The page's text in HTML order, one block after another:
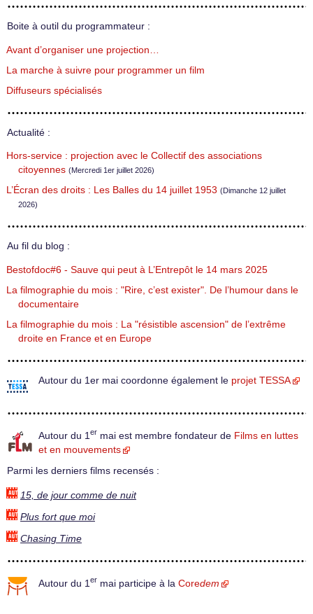
Boite à outil du programmateur :
Avant d’organiser une projection…
La marche à suivre pour programmer un film
Diffuseurs spécialisés
Actualité :
Hors-service : projection avec le Collectif des associations
citoyennes (Mercredi 1er juillet 2026)
L’Écran des droits : Les Balles du 14 juillet 1953 (Dimanche 12 juillet
2026)
Au fil du blog :
Bestofdoc#6 - Sauve qui peut à L’Entrepôt le 14 mars 2025
La filmographie du mois : "Rire, c’est exister". De l’humour dans le
documentaire
La filmographie du mois : La "résistible ascension" de l’extrême
droite en France et en Europe
Autour du 1er mai coordonne également le projet TESSA
Autour du 1 er mai est membre fondateur de Films en luttes
et en mouvements
Parmi les derniers films recensés :
15, de jour comme de nuit
Plus fort que moi
Chasing Time
Autour du 1 er mai participe à la Coredem